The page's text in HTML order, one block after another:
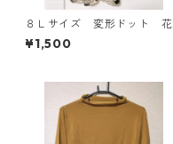
８Ｌサイズ 変形ドット 花
柄 ボウタイブラウス オフ
ホワイト KAE-4769
¥1,500